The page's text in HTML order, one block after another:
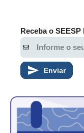
NÚCLEO JOVEM
Receba o
Enviar